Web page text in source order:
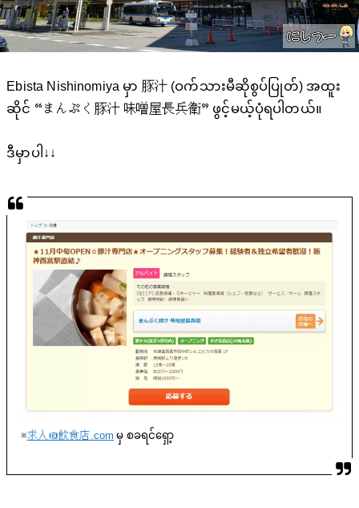
Ebista Nishinomiya မှာ 豚汁 (ဝက်သားမီဆိုစွပ်ပြုတ်) အထူး
ဆိုင် “まんぷく豚汁 味噌屋長兵衛” ဖွင့်မယ့်ပုံရပါတယ်။
ဒီမှာပါ↓↓
※求人＠飲食店.comမှ စခရင်ရှော့